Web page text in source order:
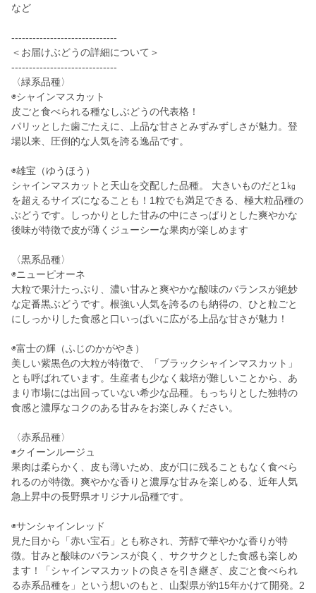
など
------------------------------
＜お届けぶどうの詳細について＞
------------------------------
〈緑系品種〉
◉シャインマスカット
皮ごと食べられる種なしぶどうの代表格！
パリッとした歯ごたえに、上品な甘さとみずみずしさが魅力。登
場以来、圧倒的な人気を誇る逸品です。
◉雄宝（ゆうほう）
シャインマスカットと天山を交配した品種。 大きいものだと1㎏
を超えるサイズになることも！1粒でも満足できる、極大粒品種の
ぶどうです。しっかりとした甘みの中にさっぱりとした爽やかな
後味が特徴で皮が薄くジューシーな果肉が楽しめます
〈黒系品種〉
◉ニューピオーネ
大粒で果汁たっぷり、濃い甘みと爽やかな酸味のバランスが絶妙
な定番黒ぶどうです。根強い人気を誇るのも納得の、ひと粒ごと
にしっかりした食感と口いっぱいに広がる上品な甘さが魅力！
◉富士の輝（ふじのかがやき）
美しい紫黒色の大粒が特徴で、「ブラックシャインマスカット」
とも呼ばれています。生産者も少なく栽培が難しいことから、あ
まり市場には出回っていない希少な品種。もっちりとした独特の
食感と濃厚なコクのある甘みをお楽しみください。
〈赤系品種〉
◉クイーンルージュ
果肉は柔らかく、皮も薄いため、皮が口に残ることもなく食べら
れるのが特徴。爽やかな香りと濃厚な甘みを楽しめる、近年人気
急上昇中の長野県オリジナル品種です。
◉サンシャインレッド
見た目から「赤い宝石」とも称され、芳醇で華やかな香りが特
徴。甘みと酸味のバランスが良く、サクサクとした食感も楽しめ
ます！「シャインマスカットの良さを引き継ぎ、皮ごと食べられ
る赤系品種を」という想いのもと、山梨県が約15年かけて開発。2